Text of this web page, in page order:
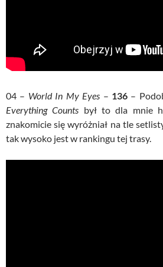
04 – World In My Eyes – 136 –
Everything Counts był to dla mnie
znakomicie się wyróżniał na tle
tak wysoko jest w rankingu tej trasy.